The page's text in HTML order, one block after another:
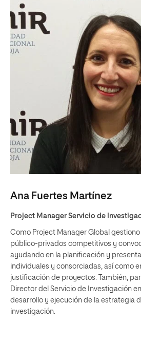
Ana Fuertes Martínez
Project Manager Servicio de
Como Project Manager Global
público-privados competitivos y
ayudando en la planificación y
individuales y consorciadas, así como
justificación de proyectos. También,
Director del Servicio de Investigación
desarrollo y ejecución de la estrategia
investigación.